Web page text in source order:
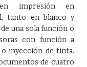
impresión en
tanto en blanco y
una sola función o
con función a
inyección de tinta.
de cuatro